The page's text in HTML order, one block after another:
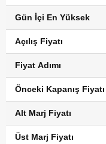
Gün İçi En Yüksek
Açılış Fiyatı
Fiyat Adımı
Önceki Kapanış Fiyatı
Alt Marj Fiyatı
Üst Marj Fiyatı